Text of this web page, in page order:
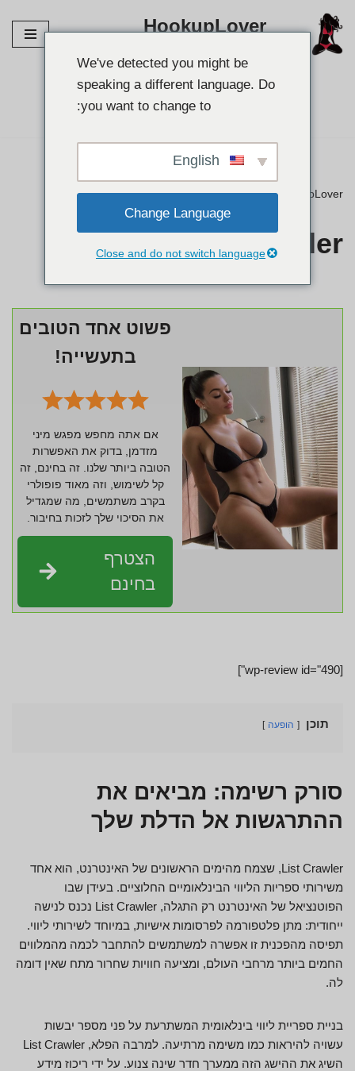
דלג
HookupLover
מצא את השותף שלך👉
HookupLover
»⭐ ביקורות»
Listcrawler
Listcrawler
פשוט אחד הטובים
בתעשייה!
אם אתה מחפש מפגש מיני
מזדמן, בדוק את האפשרות
הטובה ביותר שלנו. זה בחינם, זה
קל לשימוש, וזה מאוד פופולרי
בקרב משתמשים, מה שמגדיל
את הסיכוי שלך לזכות בחיבור.
הצטרף
בחינם
[wp-review id="490"]
תוכן הופעה
סורק רשימה: מביאים את
ההתרגשות אל הדלת שלך
List Crawler, שצמח מהימים הראשונים של האינטרנט, הוא אחד
משירותי ספריות הליווי הבינלאומיים החלוציים. בעידן שבו
הפוטנציאל של האינטרנט רק התגלה, List Crawler נכנס לנישה
ייחודית: מתן פלטפורמה לפרסומות אישיות, במיוחד לשירותי ליווי.
תפיסה מהפכנית זו אפשרה למשתמשים להתחבר לכמה מהמלווים
החמים ביותר מרחבי העולם, ומציעה חוויות שחרור מתח שאין דומה
לה.
בניית ספריית ליווי בינלאומית המשתרעת על פני מספר יבשות
עשויה להיראות כמו משימה מרתיעה. למרבה הפלא, List Crawler
השיג את ההישג הזה ממערך חדר שינה צנוע. על ידי ריכוז מידע
We've detected you might be
speaking a different language. Do
you want to change to:
Change Language
Close and do not switch language